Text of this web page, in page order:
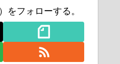
をフォローする。